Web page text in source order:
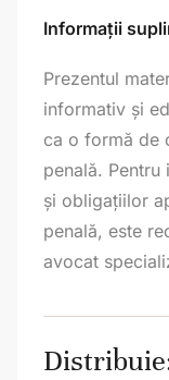
Informații
Prezentul
informativ și
ca o formă de
penală.
și obligațiilor
penală, este
avocat